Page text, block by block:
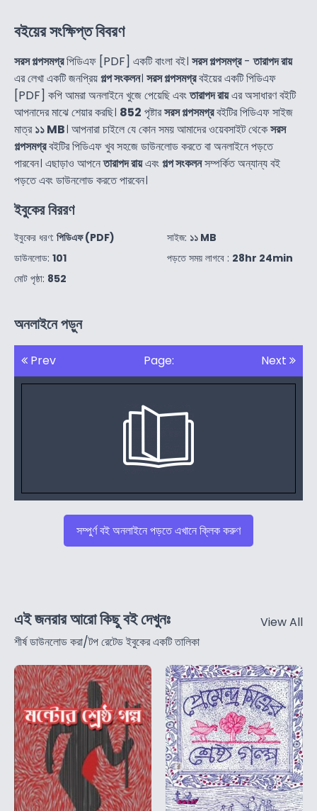
বইয়ের সংক্ষিপ্ত বিবরণ
সরস গল্পসমগ্রপিডিএফ [PDF] একটি বাংলা বই। সরস গল্পসমগ্র-তারাপদ রায়
এর লেখা একটি জনপ্রিয়গল্প সংকলন। সরস গল্পসমগ্রবইয়ের একটি পিডিএফ
[PDF] কপি আমরা অনলাইনে খুজে পেয়েছি এবংতারাপদ রায়এর অসাধারণ বইটি
আপনাদের মাঝে শেয়ার করছি। 852 পৃষ্টারসরস গল্পসমগ্রবইটির পিডিএফ সাইজ
মাত্র১১ MB। আপনারা চাইলে যে কোন সময় আমাদের ওয়েবসাইট থেকেসরস
গল্পসমগ্রবইটির পিডিএফ খুব সহজে ডাউনলোড করতে বা অনলাইনে পড়তে
পারবেন। এছাড়াও আপনেতারাপদ রায়এবংগল্প সংকলনসম্পর্কিত অন্যান্য বই
পড়তে এবং ডাউনলোড করতে পারবেন।
ইবুকের বিররণ
ইবুকের ধরণ: পিডিএফ (PDF)
ডাউনলোড: 101
মোট পৃষ্ঠা: 852
সাইজ: ১১ MB
পড়তে সময় লাগবে : 28hr 24min
অনলাইনে পড়ুন
Prev Page: Next
সম্পুর্ণ বই অনলাইনে পড়তে এখানে ক্লিক করুণ
এই জনরার আরো কিছু বই দেখুনঃ
শীর্ষ ডাউনলোড করা/টপ রেটেড ইবুকের একটি তালিকা
View All